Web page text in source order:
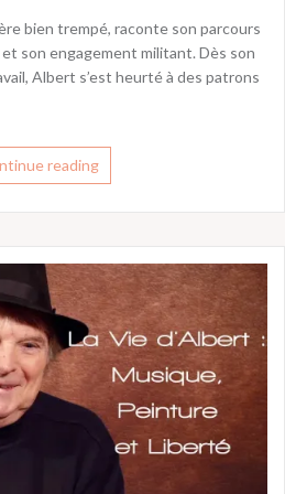
bien trempé, raconte son parcours
son engagement militant. Dès son
Albert s’est heurté à des patrons
reading